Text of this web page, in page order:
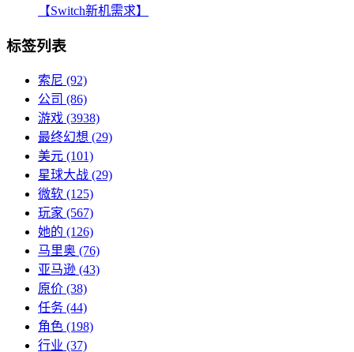
【Switch新机需求】
标签列表
索尼 (92)
公司 (86)
游戏 (3938)
最终幻想 (29)
美元 (101)
星球大战 (29)
微软 (125)
玩家 (567)
她的 (126)
马里奥 (76)
亚马逊 (43)
原价 (38)
任务 (44)
角色 (198)
行业 (37)